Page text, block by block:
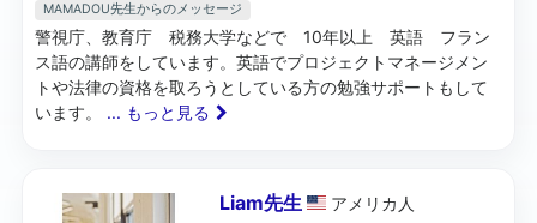
MAMADOU先生からのメッセージ
警視庁、教育庁 税務大学などで 10年以上 英語 フラン
ス語の講師をしています。英語でプロジェクトマネージメン
トや法律の資格を取ろうとしている方の勉強サポートもして
います。 ... もっと見る
Liam先生 アメリカ 人